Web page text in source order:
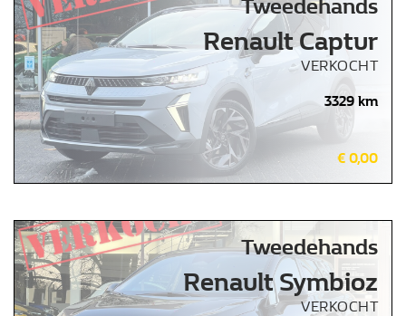
Tweedehands
Renault Captur
VERKOCHT
3329 km
€ 0,00
Tweedehands
Renault Symbioz
VERKOCHT